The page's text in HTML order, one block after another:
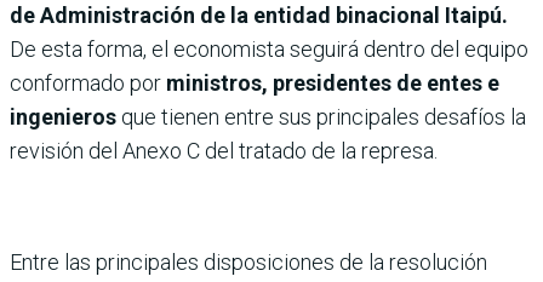
de Administración de la entidad binacional Itaipú.
De esta forma, el economista seguirá dentro del equipo
conformado por ministros, presidentes de entes e
ingenieros que tienen entre sus principales desafíos la
revisión del Anexo C del tratado de la represa.
Entre las principales disposiciones de la resolución